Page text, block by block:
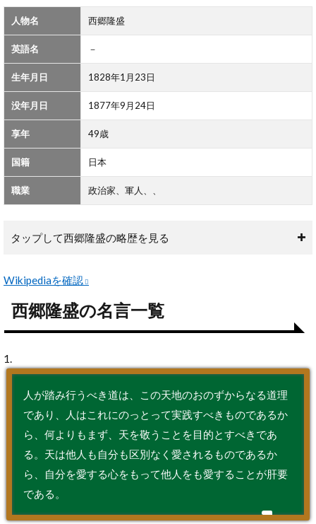
2
西
郷
隆
盛
の
名
言
覧
人物名 西郷隆盛
英語名 －
生年月日 1828年1月23日
没年月日 1877年9月24日
享年 49歳
国籍 日本
職業 政治家、軍人、、
タップして西郷隆盛の略歴を見る
Wikipediaを確認
西郷隆盛の名言一覧
1.
人が踏み行うべき道は、この天地のおのずからなる道理
であり、人はこれにのっとって実践すべきものであるか
ら、何よりもまず、天を敬うことを目的とすべきであ
る。天は他人も自分も区別なく愛されるものであるか
ら、自分を愛する心をもって他人をも愛することが肝要
である。